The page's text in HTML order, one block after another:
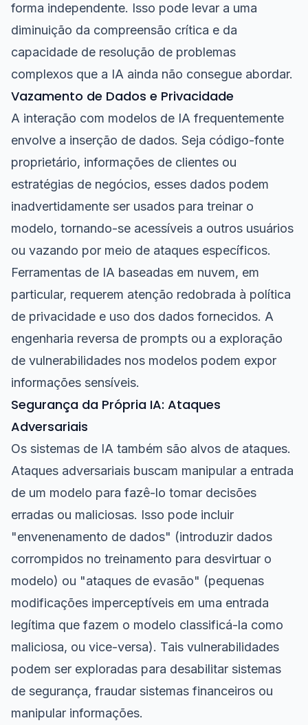
forma independente. Isso pode levar a uma
diminuição da compreensão crítica e da
capacidade de resolução de problemas
complexos que a IA ainda não consegue abordar.
Vazamento de Dados e Privacidade
A interação com modelos de IA frequentemente
envolve a inserção de dados. Seja código-fonte
proprietário, informações de clientes ou
estratégias de negócios, esses dados podem
inadvertidamente ser usados para treinar o
modelo, tornando-se acessíveis a outros usuários
ou vazando por meio de ataques específicos.
Ferramentas de IA baseadas em nuvem, em
particular, requerem atenção redobrada à política
de privacidade e uso dos dados fornecidos. A
engenharia reversa de prompts ou a exploração
de vulnerabilidades nos modelos podem expor
informações sensíveis.
Segurança da Própria IA: Ataques
Adversariais
Os sistemas de IA também são alvos de ataques.
Ataques adversariais buscam manipular a entrada
de um modelo para fazê-lo tomar decisões
erradas ou maliciosas. Isso pode incluir
"envenenamento de dados" (introduzir dados
corrompidos no treinamento para desvirtuar o
modelo) ou "ataques de evasão" (pequenas
modificações imperceptíveis em uma entrada
legítima que fazem o modelo classificá-la como
maliciosa, ou vice-versa). Tais vulnerabilidades
podem ser exploradas para desabilitar sistemas
de segurança, fraudar sistemas financeiros ou
manipular informações.